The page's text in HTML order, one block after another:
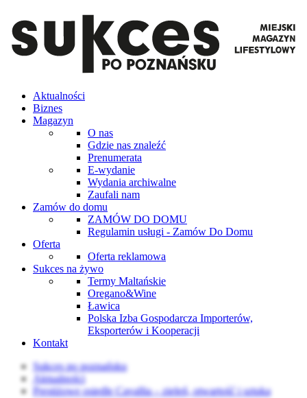
Aktualności
Biznes
Magazyn
O nas
Gdzie nas znaleźć
Prenumerata
E-wydanie
Wydania archiwalne
Zaufali nam
Zamów do domu
ZAMÓW DO DOMU
Regulamin usługi - Zamów Do Domu
Oferta
Oferta reklamowa
Sukces na żywo
Termy Maltańskie
Oregano&Wine
Ławica
Polska Izba Gospodarcza Importerów,
Eksporterów i Kooperacji
Kontakt
Sukces po poznańsku
Aktualności
Prestiżowe osiedle Cavallia – zieleń, otwartość i sztuka